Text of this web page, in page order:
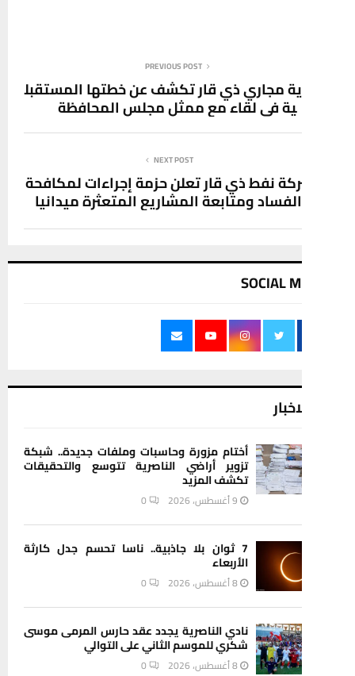
PREVIOUS POST
مجاري ذي قار تكشف عن خطتها المستقبل
ية في لقاء مع ممثل مجلس المحافظة
نفط ذي قار تعلن حزمة إجراءات لمكافحة
ومتابعة المشاريع المتعثرة ميدانيا
SOCIAL
أختام مزورة وحاسبات وملفات جديدة.. شبكة
تزوير أراضي الناصرية تتوسع والتحقيقات
تكشف المزيد
9 أغسطس، 2026 0
7 ثوان بلا جاذبية.. ناسا تحسم جدل كارثة
الأربعاء
8 أغسطس، 2026 0
نادي الناصرية يجدد عقد حارس المرمى موسى
شكري للموسم الثاني على التوالي
8 أغسطس، 2026 0